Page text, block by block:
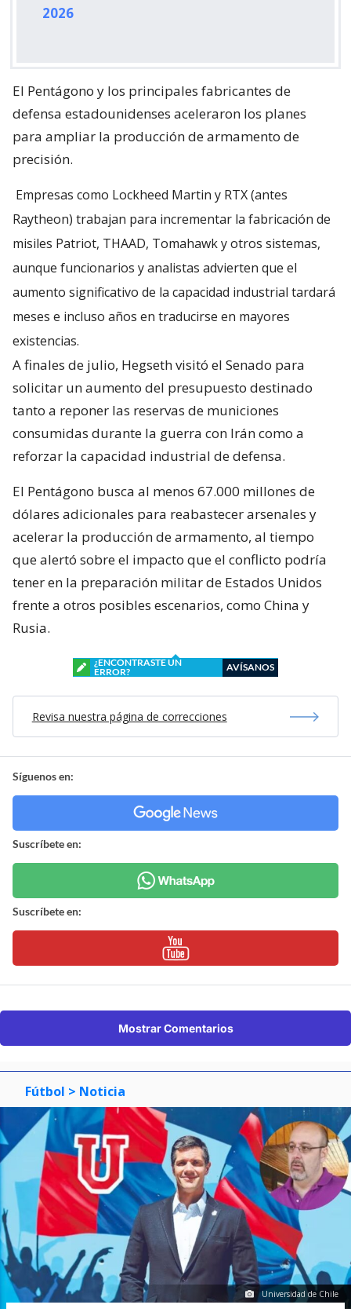
2026
El Pentágono y los principales fabricantes de
defensa estadounidenses aceleraron los planes
para ampliar la producción de armamento de
precisión.
Empresas como Lockheed Martin y RTX (antes
Raytheon) trabajan para incrementar la fabricación de
misiles Patriot, THAAD, Tomahawk y otros sistemas,
aunque funcionarios y analistas advierten que el
aumento significativo de la capacidad industrial tardará
meses e incluso años en traducirse en mayores
existencias.
A finales de julio, Hegseth visitó el Senado para
solicitar un aumento del presupuesto destinado
tanto a reponer las reservas de municiones
consumidas durante la guerra con Irán como a
reforzar la capacidad industrial de defensa.
El Pentágono busca al menos 67.000 millones de
dólares adicionales para reabastecer arsenales y
acelerar la producción de armamento, al tiempo
que alertó sobre el impacto que el conflicto podría
tener en la preparación militar de Estados Unidos
frente a otros posibles escenarios, como China y
Rusia.
¿ENCONTRASTE UN
ERROR?
AVÍSANOS
Revisa nuestra página de correcciones
Síguenos en:
Suscríbete en:
Suscríbete en:
Mostrar Comentarios
Fútbol > Noticia
Universidad de Chile